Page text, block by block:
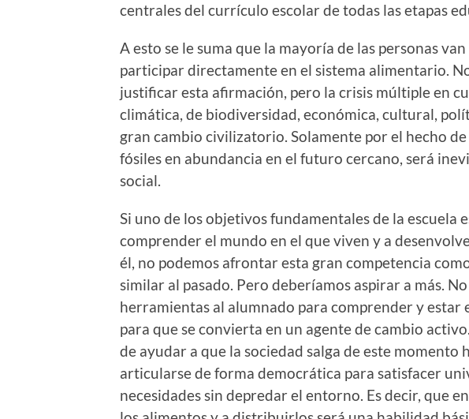
centrales del currículo escolar de todas las etapas
A esto se le suma que la mayoría de las personas
participar directamente en el sistema alimentario.
justificar esta afirmación, pero la crisis múltiple en
climática, de biodiversidad, económica, cultural,
gran cambio civilizatorio. Solamente por el hecho
fósiles en abundancia en el futuro cercano, será
social.
Si uno de los objetivos fundamentales de la escuela
comprender el mundo en el que viven y a
él, no podemos afrontar esta gran competencia
similar al pasado. Pero deberíamos aspirar a más.
herramientas al alumnado para comprender y estar
para que se convierta en un agente de cambio
de ayudar a que la sociedad salga de este momento
articularse de forma democrática para satisfacer
necesidades sin depredar el entorno. Es decir, que